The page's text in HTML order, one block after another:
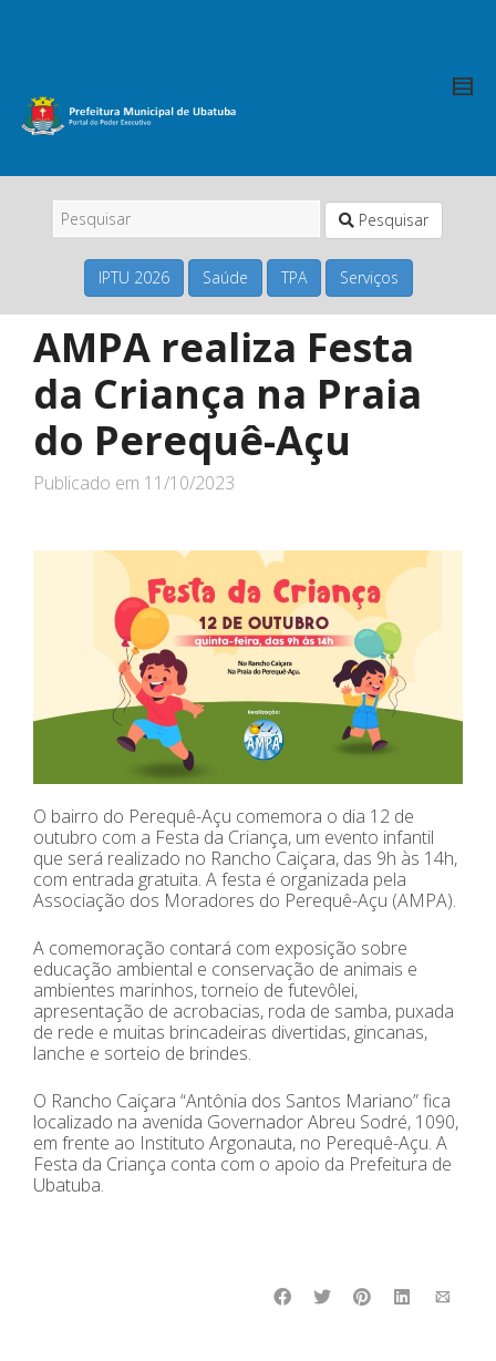
Pesquisar
IPTU 2026 Saúde TPA Serviços
AMPA realiza Festa
da Criança na Praia
do Perequê-Açu
Publicado em 11/10/2023
O bairro do Perequê-Açu comemora o dia 12 de
outubro com a Festa da Criança, um evento infantil
que será realizado no Rancho Caiçara, das 9h às 14h,
com entrada gratuita. A festa é organizada pela
Associação dos Moradores do Perequê-Açu (AMPA).
A comemoração contará com exposição sobre
educação ambiental e conservação de animais e
ambientes marinhos, torneio de futevôlei,
apresentação de acrobacias, roda de samba, puxada
de rede e muitas brincadeiras divertidas, gincanas,
lanche e sorteio de brindes.
O Rancho Caiçara “Antônia dos Santos Mariano” fica
localizado na avenida Governador Abreu Sodré, 1090,
em frente ao Instituto Argonauta, no Perequê-Açu. A
Festa da Criança conta com o apoio da Prefeitura de
Ubatuba.